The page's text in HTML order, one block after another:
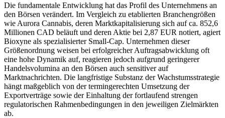
Die fundamentale Entwicklung hat das Profil des Unternehmens an
den Börsen verändert. Im Vergleich zu etablierten Branchengrößen
wie Aurora Cannabis, deren Marktkapitalisierung sich auf ca. 852,6
Millionen CAD beläuft und deren Aktie bei 2,87 EUR notiert, agiert
Bioxyne als spezialisierter Small-Cap. Unternehmen dieser
Größenordnung weisen bei erfolgreicher Auftragsabwicklung oft
eine hohe Dynamik auf, reagieren jedoch aufgrund geringerer
Handelsvolumina an den Börsen auch sensitiver auf
Marktnachrichten. Die langfristige Substanz der Wachstumsstrategie
hängt maßgeblich von der termingerechten Umsetzung der
Exportverträge sowie der Einhaltung der fortlaufend strengen
regulatorischen Rahmenbedingungen in den jeweiligen Zielmärkten
ab.